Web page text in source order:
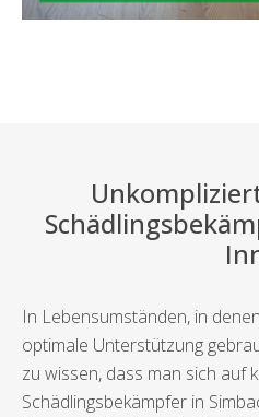
In Lebensumständen, in
optimale Unterstützung
zu wissen, dass man sich auf
Schädlingsbekämpfer in